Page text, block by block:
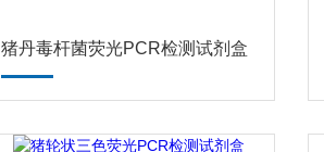
猪丹毒杆菌荧光PCR检测试剂盒